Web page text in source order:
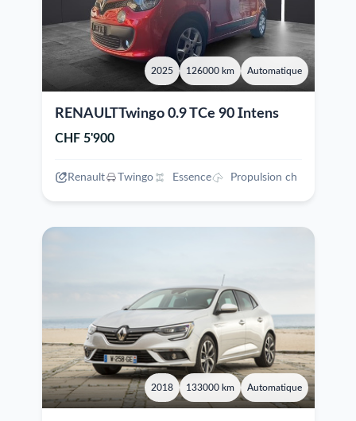
2025 126000 km Automatique
RENAULTTwingo 0.9 TCe 90 Intens
CHF 5'900
Renault Twingo Essence Propulsion ch
2018 133000 km Automatique